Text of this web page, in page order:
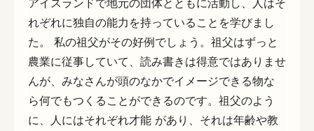
れぞれに独自の能力を持っていることを学びまし
た。 私の祖父がその好例でしょう。祖父はずっと
農業に従事していて、読み書きは得意ではありませ
んが、みなさんが頭のなかでイメージできる物な
ら何でもつくることができるのです。祖父のよう
に、人にはそれぞれ才能 があり、それは年齢や教